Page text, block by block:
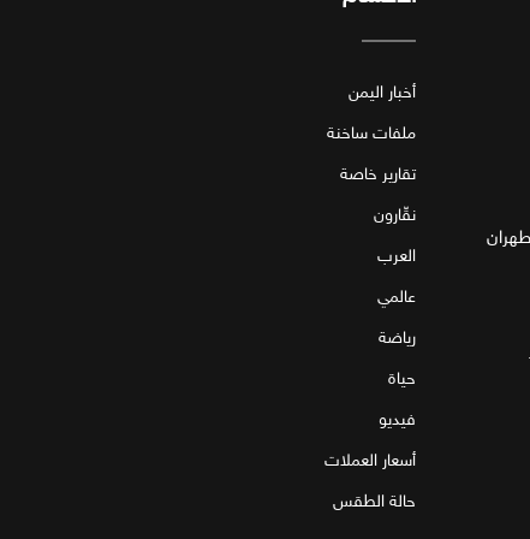
أخبار اليمن
ملفات ساخنة
تقارير خاصة
نقّارون
العرب
عالمي
رياضة
حياة
فيديو
أسعار العملات
حالة الطقس